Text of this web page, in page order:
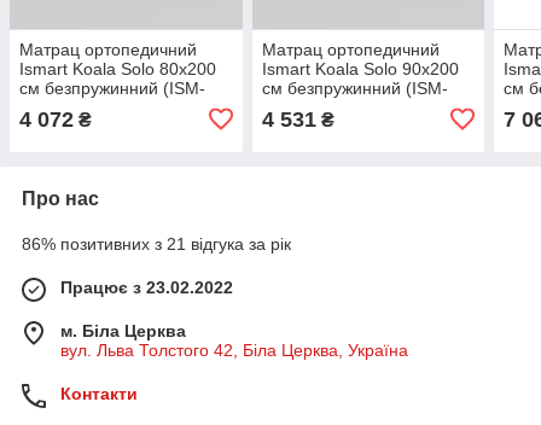
Матрац ортопедичний
Ismart Koala Solo 80х200
см безпружинний (ISM-
4 072 ₴
Матрац ортопедичний
Ismart Koala Solo 90х200
см безпружинний (ISM-
4 531₴
см
7
Про нас
86% позитивних з 21 відгука за рік
Працює з 23.02.2022
м. Біла Церква
вул. Льва Толстого 42, Біла Церква, Україна
Контакти